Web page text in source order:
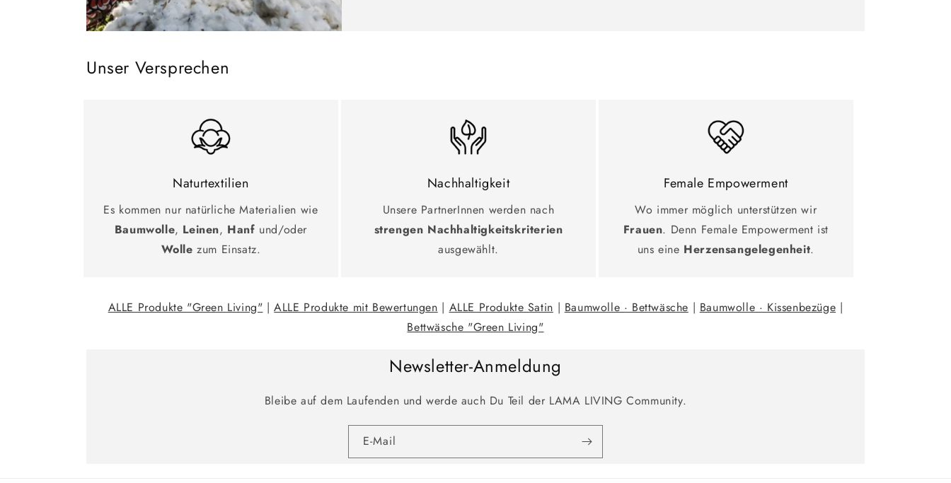
Unser Versprechen
Naturtextilien
Es kommen nur natürliche Materialien wie
Baumwolle, Leinen, Hanf und/oder
Wolle zum Einsatz.
Nachhaltigkeit
Unsere PartnerInnen werden nach
strengen Nachhaltigkeitskriterien
ausgewählt.
Female Empowerment
Wo immer möglich unterstützen wir
Frauen. Denn Female Empowerment ist
uns eine Herzensangelegenheit.
ALLE Produkte "Green Living" |ALLE Produkte mit Bewertungen | ALLE Produkte Satin | Baumwolle · Bettwäsche | Baumwolle · Kissenbezüge |
Bettwäsche "Green Living"
Newsletter-Anmeldung
Bleibe auf dem Laufenden und werde auch Du Teil der LAMA LIVING Community.
E-Mail